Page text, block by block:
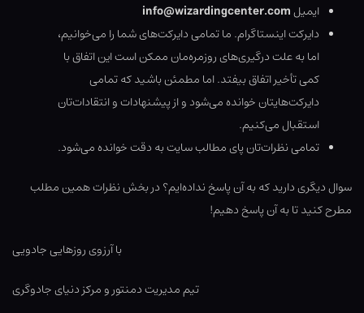
ایمیلinfo@wizardingcenter.com
دایرکت اینستاگرام. ما تمامی دایرکت‌های شما را می‌خوانیم،
اما به علت درگیری‌های روزمره‌مان ممکن است این اتفاق با
کمی تأخیر اتفاق بیفتد. اما مطمئن باشید که تمامی
دایرکت‌هایتان خوانده می‌شود و از پیشنهادات و انتقادات‌تان
استقبال می‌کنیم.
تمامی نظرات‌تان پای مطالب سایت به دقت خوانده می‌شود.
سوال دیگری دارید که به آن پاسخ نداده‌ایم؟ در بخش نظرات همین مطلب
مطرح کنید تا به آن پاسخ دهیم!
با آرزوی روزهایی جادویی
تیم مدیریت دمنتور و مرکز دنیای جادوگری